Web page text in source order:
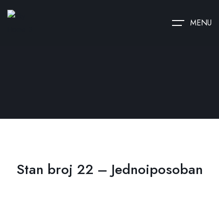
MENU
Stan broj 22 – Jednoiposoban